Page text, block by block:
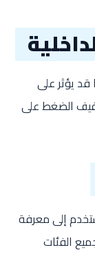
قد يؤثر على
الضغط على
إلى معرفة
الفئات